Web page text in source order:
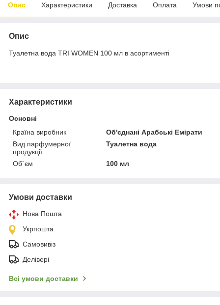
Опис Характеристики Доставка Оплата Умови
Опис
Туалетна вода TRI WOMEN 100 мл в асортименті
Характеристики
Основні
Країна виробник
Об'єднані Арабські Емірати
Вид парфумерної
продукції
Туалетна вода
Об`єм 100 мл
Умови доставки
Нова Пошта
Укрпошта
Самовивіз
Делівері
Всі умови доставки